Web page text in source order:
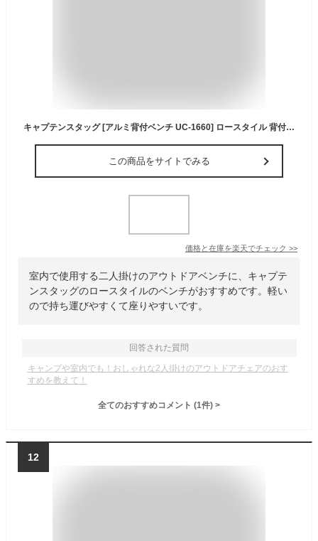
キャプテンスタッグ [アルミ背付ベンチ UC-1660] ロースタイル 背付き 二人掛け 耐荷重140kg 丈夫 軽量 アルミ製 持ち運びやすい 折りたたみ式 CSブラックラベル [キャプテンスタッグ キャンプ アウトドア バーベキュー [CAPTAIN STAG] 【ポイント2倍】【e暮らしR】
この商品をサイトでみる
価格と在庫を楽天でチェック >>
室内で使用する二人掛けのアウトドアベンチに、キャプテ
ンスタッグのロースタイルのベンチがおすすめです。軽い
ので持ち運びやすくて座りやすいです。
回答された質問
キャンプや室内でも！おしゃれな2人掛けのアウトドアチェアのおす
すめを教えて！
全てのおすすめコメント (1件) >
12